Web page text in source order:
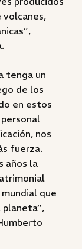
volcanes,
tenga un
de los
en estos
nos
fuerza.
años la
que
planeta”,